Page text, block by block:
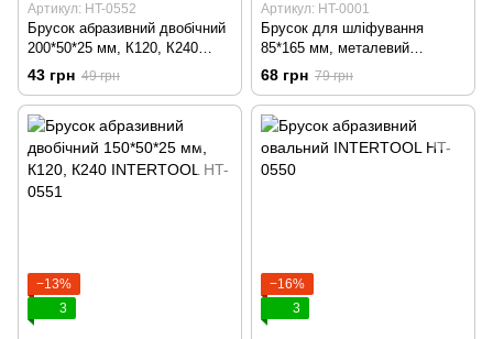
Артикул: HT-0552
Брусок абразивний двобічний
200*50*25 мм, К120, К240
INTERTOOL HT-0552
43 грн 49 грн
Артикул: HT-0001
Брусок для шліфування
85*165 мм, металевий
затискач для швидкої та
надійної фіксації INTERTOOL
HT-0001
68 грн 79 грн
−13%
3
−16%
3